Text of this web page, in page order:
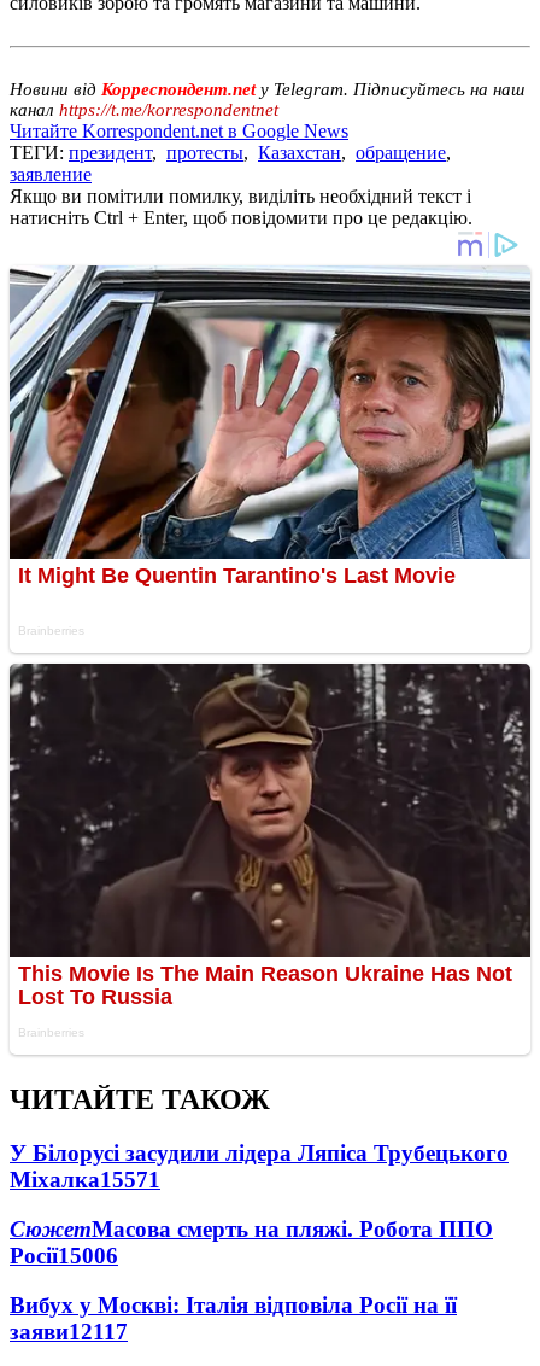
Новини від Корреспондент.netу Telegram. Підписуйтесь на наш
канал https://t.me/korrespondentnet
Читайте Korrespondent.net в Google News
ТЕГИ: президент, протесты, Казахстан, обращение,
заявление
Якщо ви помітили помилку, виділіть необхідний текст і
натисніть Ctrl + Enter, щоб повідомити про це редакцію.
ЧИТАЙТЕ ТАКОЖ
У Білорусі засудили лідера Ляпіса Трубецького
Міхалка15571
СюжетМасова смерть на пляжі. Робота ППО
Росії15006
Вибух у Москві: Італія відповіла Росії на її
заяви12117